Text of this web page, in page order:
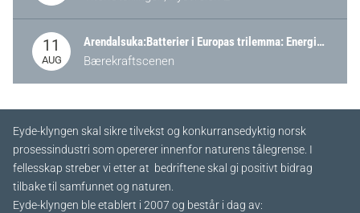
11
AUG
Arendalsuka:Batterier i Europas trilemma: Energisikkerhet, konkurransekraft og bærekraft (Battery Norway-arrangement)
Bærekraftscenen
Eyde-klyngen skal sikre tilvekst og konkurransedyktig norsk
prosessindustri som opererer innenfor naturens tålegrense. I
fellesskap streber vi etter at bedriftene skal gi positivt bidrag
tilbake til samfunnet og naturen.
Eyde-klyngen ble etablert i 2007 og består i dag av: